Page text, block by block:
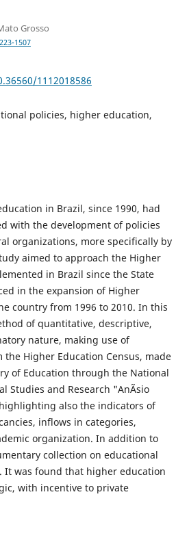
Grosso
1507
1112018586
policies, higher education,
in Brazil, since 1990, had
with the development of policies
organizations, more specifically by
aimed to approach the Higher
in Brazil since the State
in the expansion of Higher
country from 1996 to 2010. In this
of quantitative, descriptive,
nature, making use of
Higher Education Census, made
of Education through the National
Studies and Research "AnÃ­sio
also the indicators of
inflows in categories,
organization. In addition to
collection on educational
It was found that higher education
with incentive to private